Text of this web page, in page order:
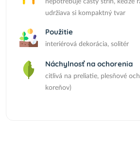
nepotrebuje častý strih, keďže
udržiava si kompaktný tvar
Použitie
interiérová dekorácia, solitér
Náchylnosť na ochorenia
citlivá na preliatie, plesňové
koreňov)